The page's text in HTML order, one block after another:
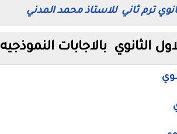
ترم ثاني للاستاذ محمد المدني
الثانوي بالاجابات النموذجيه